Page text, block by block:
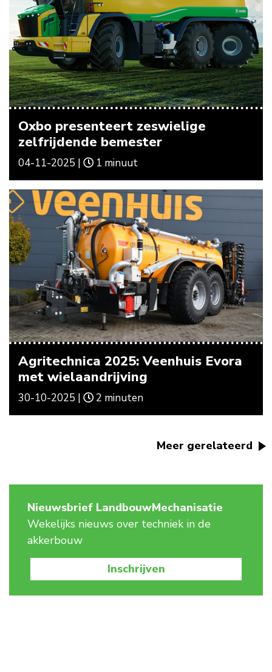
Oxbo presenteert zeswielige
zelfrijdende bemester
04-11-2025 | 1 minuut
Agritechnica 2025: Veenhuis Evora
met wielaandrijving
30-10-2025 | 2 minuten
Meer gerelateerd
Nieuwsbrief LandbouwMechanisatie
Wekelijks nieuws over techniek in de
akkerbouw
Inschrijven